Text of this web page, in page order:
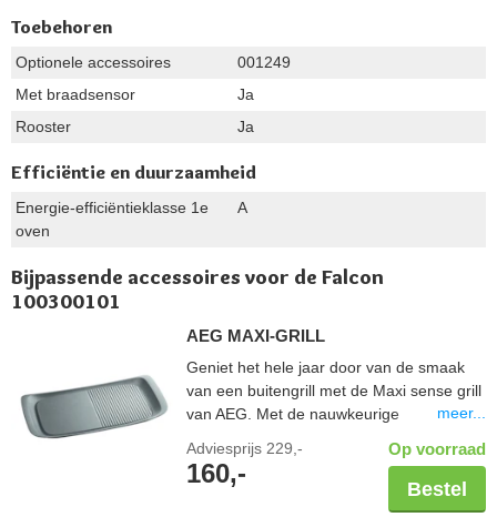
Toebehoren
Optionele accessoires
001249
Met braadsensor
Ja
Rooster
Ja
Efficiëntie en duurzaamheid
Energie-efficiëntieklasse 1e
oven
A
Bijpassende accessoires voor de Falcon
100300101
AEG MAXI-GRILL
Geniet het hele jaar door van de smaak
van een buitengrill met de Maxi sense grill
van AEG. Met de nauwkeurige
perfect gegrilde steak. Bereiding kan
zowel op de geribbelde als op het gladde
oppervlak. Dikke basis van aluminium. Met
meer...
Adviesprijs 229,-
160,-
Op voorraad
Bestel